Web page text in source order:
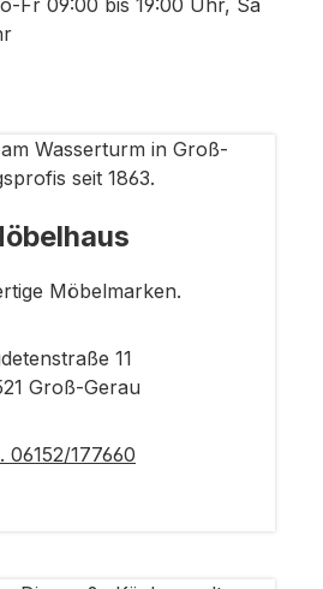
Fr 09:00 bis 19:00 Uhr, Sa
Möbelmarken.
11
Groß-Gerau
06152/177660